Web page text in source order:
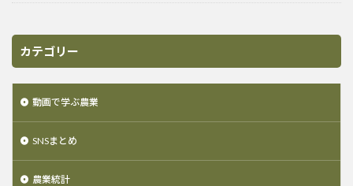
カテゴリー
動画で学ぶ農業
SNSまとめ
農業統計